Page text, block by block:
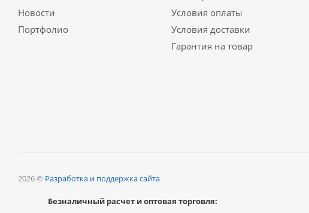
Новости
Портфолио
Условия оплаты
Условия доставки
Гарантия на товар
2026 © Разработка и поддержка сайта
Безналичный расчет и оптовая торговля: